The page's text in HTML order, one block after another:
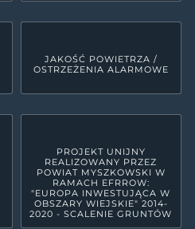
JAKOŚĆ POWIETRZA /
OSTRZEŻENIA ALARMOWE
PROJEKT UNIJNY
REALIZOWANY PRZEZ
POWIAT MYSZKOWSKI W
RAMACH EFRROW:
"EUROPA INWESTUJĄCA W
OBSZARY WIEJSKIE" 2014-
2020 - SCALENIE GRUNTÓW